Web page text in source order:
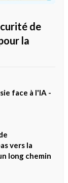
de
la
face à l'IA -
vers la
long chemin